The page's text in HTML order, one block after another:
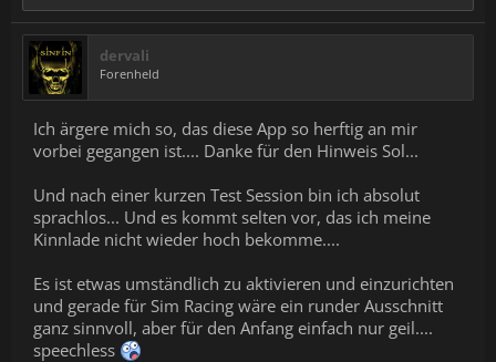
dervali
Forenheld
Ich ärgere mich so, das diese App so herftig an mir
vorbei gegangen ist.... Danke für den Hinweis Sol...
Und nach einer kurzen Test Session bin ich absolut
sprachlos... Und es kommt selten vor, das ich meine
Kinnlade nicht wieder hoch bekomme....
Es ist etwas umständlich zu aktivieren und einzurichten
und gerade für Sim Racing wäre ein runder Ausschnitt
ganz sinnvoll, aber für den Anfang einfach nur geil....
speechless